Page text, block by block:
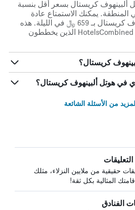
ألبينهوف كريستال بسعر أقل بنسبة
المنطقة. يمكنك الاستمتاع عادة
بالاقامة في هوتل ألبينهوف كريستال بـ 659 ﷼ في الليلة. هذه
صفقة رائعة لمستخدمي HotelsCombined الذين يخططون
كريستال؟
في هوتل ألبينهوف كريستال؟
من الأسئلة الشائعة
حقيقية من ملايين النزلاء، مثلك
المثالية بكل ثقة!
الفنادق